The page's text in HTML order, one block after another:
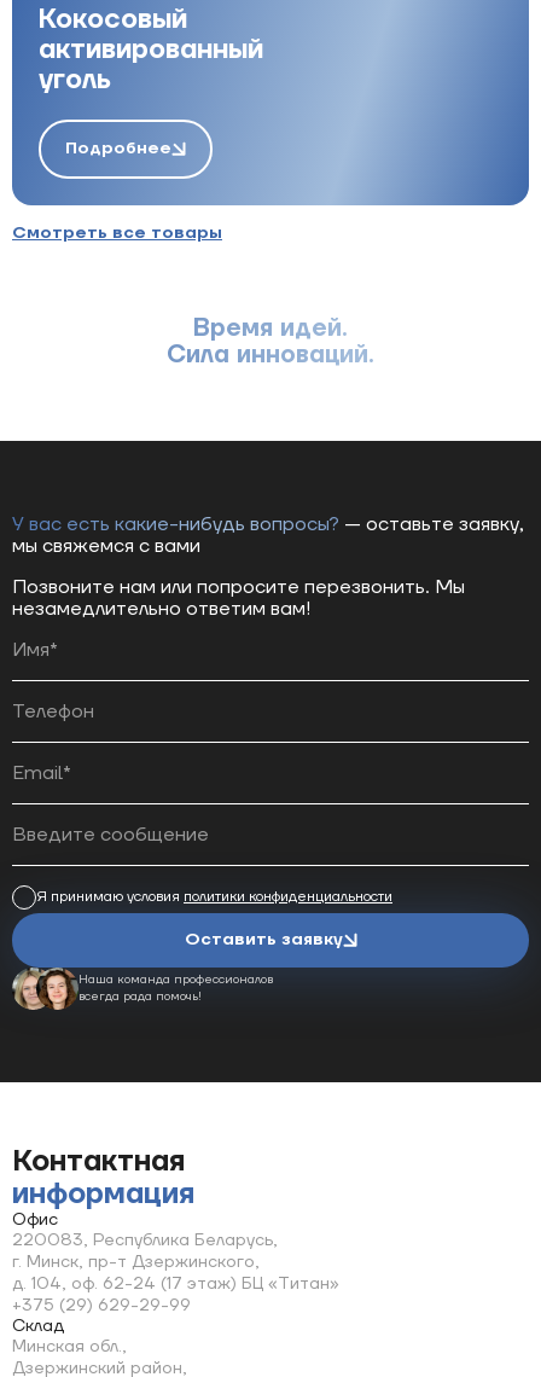
Кокосовый
активированный
уголь
Подробнее
Смотреть все товары
Время идей.
Сила инноваций.
У вас есть какие-нибудь вопросы? — оставьте заявку,
мы свяжемся с вами
Позвоните нам или попросите перезвонить. Мы
незамедлительно ответим вам!
Я принимаю условия политики конфиденциальности
Оставить заявку
Наша команда профессионалов
всегда рада помочь!
Контактная
информация
Офис
220083, Республика Беларусь,
г. Минск, пр-т Дзержинского,
д. 104, оф. 62-24 (17 этаж) БЦ «Титан»
+375 (29) 629-29-99
Склад
Минская обл.,
Дзержинский район,